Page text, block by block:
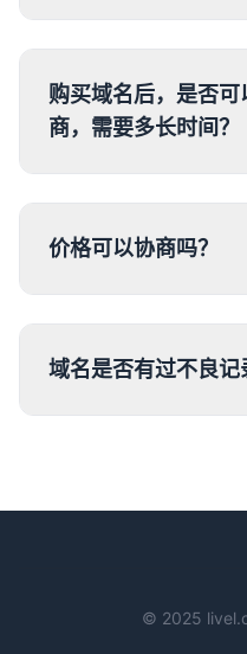
购买域名后，是否
商，需要多长时间？
价格可以协商吗？
域名是否有过不良记
© 2025